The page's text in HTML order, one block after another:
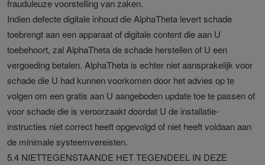
frauduleuze voorstelling van zaken.
Indien defecte digitale inhoud die AlphaTheta levert schade
toebrengt aan een apparaat of digitale content die aan U
toebehoort, zal AlphaTheta de schade herstellen of U een
vergoeding betalen. AlphaTheta is echter niet aansprakelijk voor
schade die U had kunnen voorkomen door het advies op te
volgen om een gratis aan U aangeboden update toe te passen of
voor schade die is veroorzaakt doordat U de installatie-
instructies niet correct heeft opgevolgd of niet heeft voldaan aan
de minimale systeemvereisten.
5.4 NIETTEGENSTAANDE HET TEGENDEEL IN DEZE